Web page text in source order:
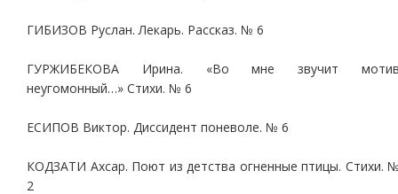
ГИБИЗОВ Руслан. Лекарь. Рассказ. № 6
ГУРЖИБЕКОВА Ирина. «Во мне звучит
неугомонный…» Стихи. № 6
ЕСИПОВ Виктор. Диссидент поневоле. № 6
КОДЗАТИ Ахсар. Поют из детства огненные птицы. Стихи.
2